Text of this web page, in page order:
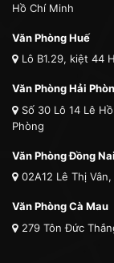
Hồ Chí Minh
Văn Phòng Huế
Lô B1.29, kiệt 44
Văn Phòng Hải
Số 30 Lô 14 Lê
Phòng
Văn Phòng Đồng Nai
02A12 Lê Thị
Văn Phòng Cà Mau
279 Tôn Đức